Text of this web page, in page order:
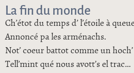
La fin du monde
Ch’étot du temps d’ l’étoile à
Annoncé pa les arménachs.
Not’ coeur battot comme un
Tell’mint qué nous avott’s el trac…